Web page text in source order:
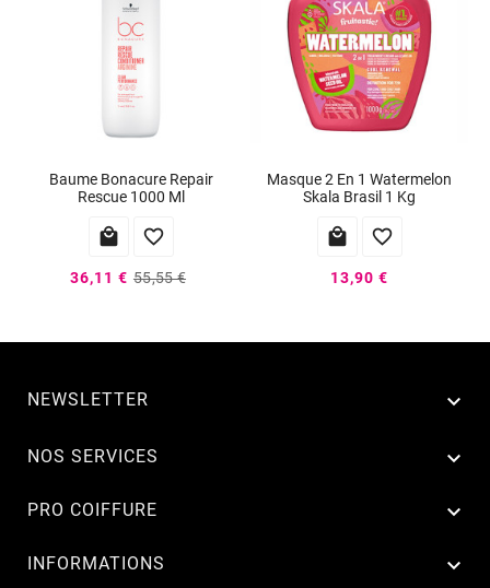
Baume Bonacure Repair
Rescue 1000 Ml
 
36,11 € 55,55 €
Masque 2 En 1 Watermelon
Skala Brasil 1 Kg
 
13,90 €
NEWSLETTER 
NOS SERVICES 
PRO COIFFURE 
INFORMATIONS 